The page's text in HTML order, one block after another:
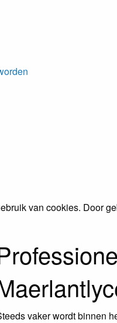
van cookies. Door
vaker wordt binnen